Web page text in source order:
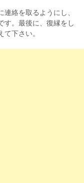
絡を取るようにし、
す。最後に、復縁をし
下さい。